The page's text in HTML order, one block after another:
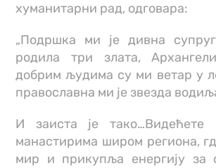
хуманитарни рад, одговара:
„Подршка ми је дивна
родила три злата,
добрим људима су ми ветар у
православна ми је звезда
И заиста је
манастирима широм региона,
мир и прикупља енергију за